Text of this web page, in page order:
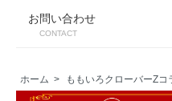
お問い合わせ
CONTACT
ホーム > ももいろクローバーZコ